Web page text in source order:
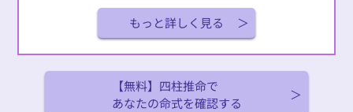
もっと詳しく見る
【無料】四柱推命で
あなたの命式を確認する